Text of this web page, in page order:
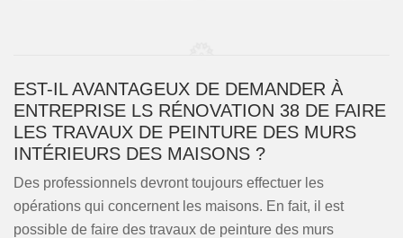
EST-IL AVANTAGEUX DE DEMANDER À
ENTREPRISE LS RÉNOVATION 38 DE FAIRE
LES TRAVAUX DE PEINTURE DES MURS
INTÉRIEURS DES MAISONS ?
Des professionnels devront toujours effectuer les
opérations qui concernent les maisons. En fait, il est
possible de faire des travaux de peinture des murs